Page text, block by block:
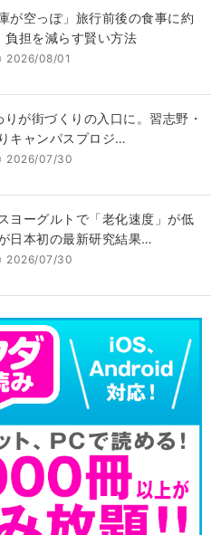
が空っぽ」旅行前後の食事に約
担を減らす賢い方法
2026/08/01
が街づくりの入口に。習志野・
キャンパスプロジ…
2026/07/30
ヨーグルトで「老化速度」が低
日本初の最新研究結果…
2026/07/30